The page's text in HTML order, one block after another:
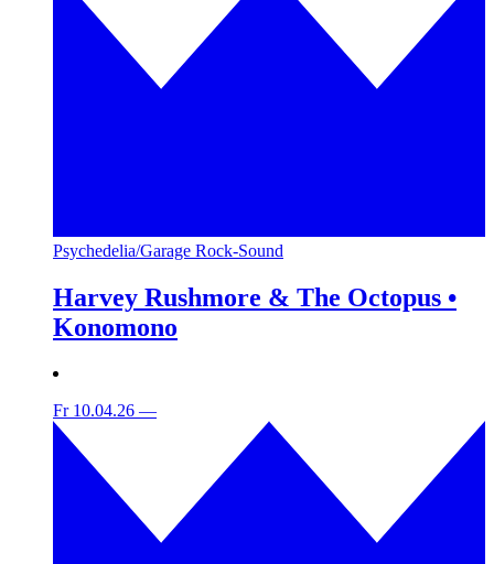
Psychedelia/Garage Rock-Sound
Harvey Rushmore & The Octopus •
Konomono
Fr 10.04.26 —